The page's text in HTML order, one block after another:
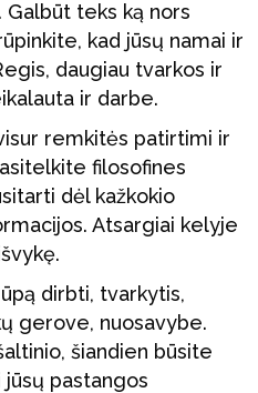
teks ką nors
kad jūsų namai ir
daugiau tvarkos ir
ir darbe.
remkitės patirtimi ir
filosofines
dėl kažkokio
Atsargiai kelyje
dirbti, tvarkytis,
gerove, nuosavybe.
šiandien būsite
jūsų pastangos